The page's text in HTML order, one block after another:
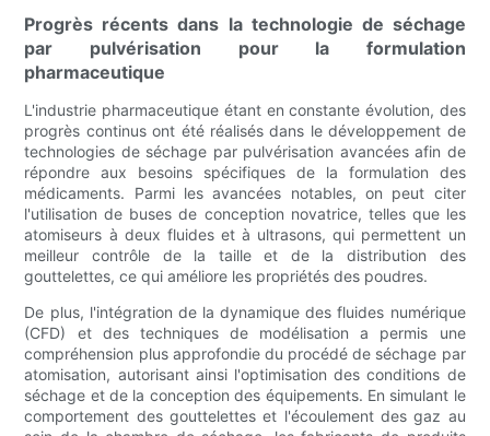
Progrès récents dans la technologie de séchage
par pulvérisation pour la formulation
pharmaceutique
L'industrie pharmaceutique étant en constante évolution, des
progrès continus ont été réalisés dans le développement de
technologies de séchage par pulvérisation avancées afin de
répondre aux besoins spécifiques de la formulation des
médicaments. Parmi les avancées notables, on peut citer
l'utilisation de buses de conception novatrice, telles que les
atomiseurs à deux fluides et à ultrasons, qui permettent un
meilleur contrôle de la taille et de la distribution des
gouttelettes, ce qui améliore les propriétés des poudres.
De plus, l'intégration de la dynamique des fluides numérique
(CFD) et des techniques de modélisation a permis une
compréhension plus approfondie du procédé de séchage par
atomisation, autorisant ainsi l'optimisation des conditions de
séchage et de la conception des équipements. En simulant le
comportement des gouttelettes et l'écoulement des gaz au